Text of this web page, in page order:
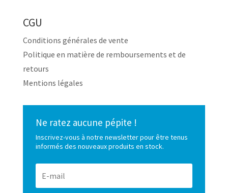
CGU
Conditions générales de vente
Politique en matière de remboursements et de
retours
Mentions légales
Ne ratez aucune pépite !
Inscrivez-vous à notre newsletter pour être tenus
informés des nouveaux produits en stock.